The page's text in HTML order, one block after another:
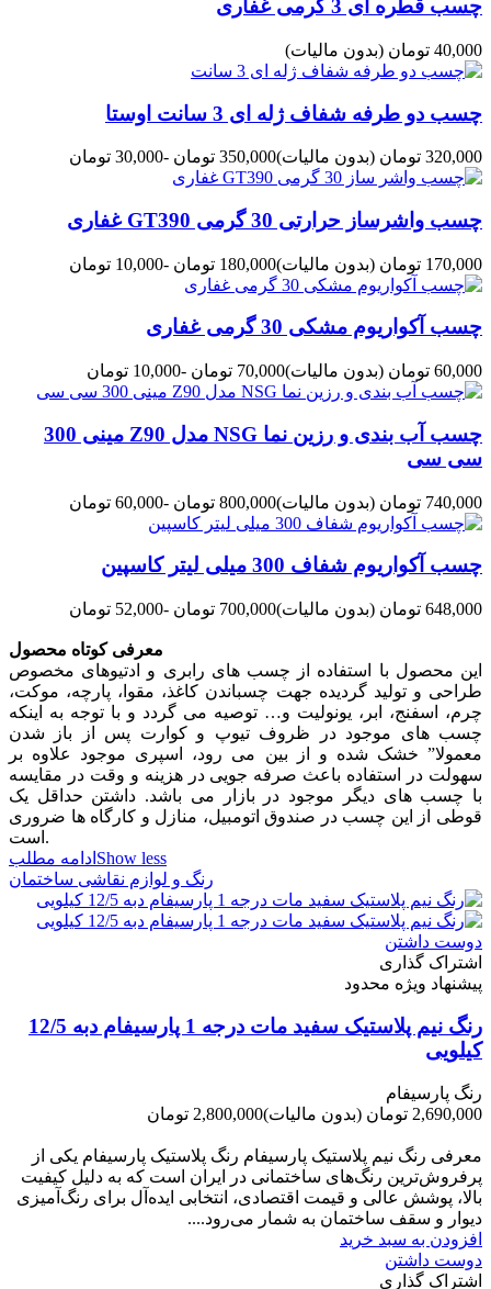
چسب قطره ای 3 گرمی غفاری
40,000 تومان (بدون مالیات)
چسب دو طرفه شفاف ژله ای 3 سانت اوستا
320,000 تومان (بدون مالیات)350,000 تومان -30,000 تومان
چسب واشرساز حرارتی 30 گرمی GT390 غفاری
170,000 تومان (بدون مالیات)180,000 تومان -10,000 تومان
چسب آکواریوم مشکی 30 گرمی غفاری
60,000 تومان (بدون مالیات)70,000 تومان -10,000 تومان
چسب آب بندی و رزین نما NSG مدل Z90 مینی 300
سی سی
740,000 تومان (بدون مالیات)800,000 تومان -60,000 تومان
چسب آکواریوم شفاف 300 میلی لیتر کاسپین
648,000 تومان (بدون مالیات)700,000 تومان -52,000 تومان
معرفی کوتاه محصول
این محصول با استفاده از چسب هاى رابرى و ادتیوهاى مخصوص
طراحى و تولید گردیده جهت چسباندن کاغذ، مقوا، پارچه، موکت،
چرم، اسفنج، ابر، یونولیت و… توصیه مى گردد و با توجه به اینکه
چسب هاى موجود در ظروف تیوپ و کوارت پس از باز شدن
معمولا” خشک شده و از بین مى رود، اسپرى موجود علاوه بر
سهولت در استفاده باعث صرفه جویى در هزینه و وقت در مقایسه
با چسب هاى دیگر موجود در بازار مى باشد. داشتن حداقل یک
قوطى از این چسب در صندوق اتومبیل، منازل و کارگاه ها ضرورى
است.
ادامه مطلب Show less
رنگ و لوازم نقاشی ساختمان
دوست داشتن
اشتراک گذاری
پیشنهاد ویژه محدود
رنگ نیم پلاستیک سفید مات درجه 1 پارسیفام دبه 12/5
کیلویی
رنگ پارسیفام
2,690,000 تومان
(بدون مالیات)2,800,000 تومان
معرفی رنگ نیم پلاستیک پارسیفام رنگ پلاستیک پارسیفام یکی از
پرفروش‌ترین رنگ‌های ساختمانی در ایران است که به دلیل کیفیت
بالا، پوشش عالی و قیمت اقتصادی، انتخابی ایده‌آل برای رنگ‌آمیزی
دیوار و سقف ساختمان به شمار می‌رود....
افزودن به سبد خرید
دوست داشتن
اشتراک گذاری